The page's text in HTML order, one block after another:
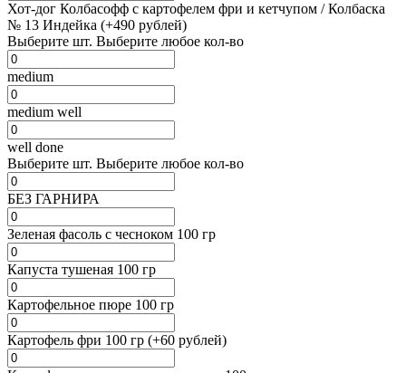
Хот-дог Колбасофф с картофелем фри и кетчупом / Колбаска
№ 13 Индейка (+490 рублей)
Выберите шт. Выберите любое кол-во
medium
medium well
well done
Выберите шт. Выберите любое кол-во
БЕЗ ГАРНИРА
Зеленая фасоль с чесноком 100 гр
Капуста тушеная 100 гр
Картофельное пюре 100 гр
Картофель фри 100 гр (+60 рублей)